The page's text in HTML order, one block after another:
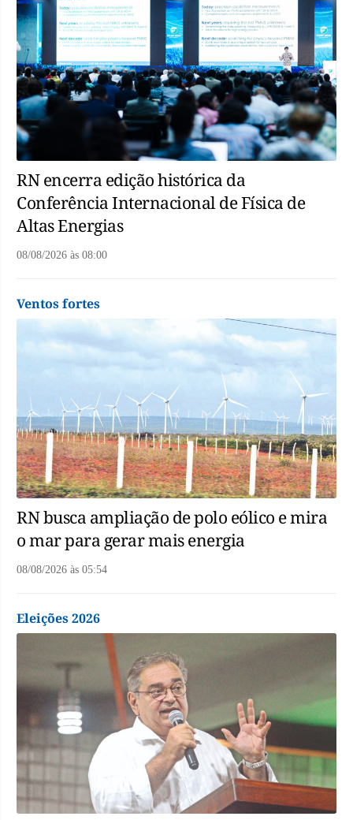
RN encerra edição histórica da
Conferência Internacional de Física de
Altas Energias
08/08/2026 às 08:00
Ventos fortes
RN busca ampliação de polo eólico e mira
o mar para gerar mais energia
08/08/2026 às 05:54
Eleições 2026